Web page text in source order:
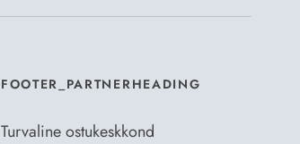
FOOTER_PARTNERHEADING
Turvaline ostukeskkond